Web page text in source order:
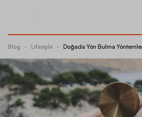
Blog - Lifestyle - Doğada Yön Bulma